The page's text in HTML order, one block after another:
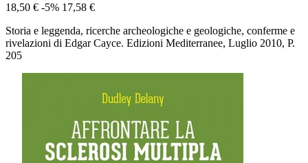
18,50 € -5% 17,58 €
Storia e leggenda, ricerche archeologiche e geologiche, conferme e
rivelazioni di Edgar Cayce. Edizioni Mediterranee, Luglio 2010, P.
205